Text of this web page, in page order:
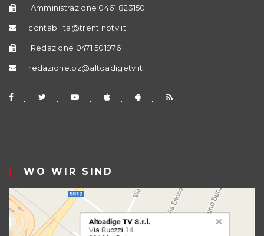
Amministrazione 0461 823150
contabilita@trentinotv.it
Redazione 0471 501976
redazione.bz@altoadigetv.it
WO WIR SIND